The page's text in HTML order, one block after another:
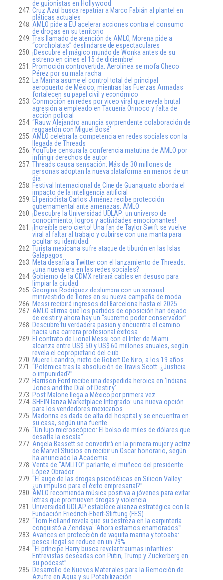
de guionistas en Hollywood
Cruz Azul busca repatriar a Marco Fabián al plantel en
pláticas actuales
AMLO pide a EU acelerar acciones contra el consumo
de drogas en su territorio
Tras llamado de atención de AMLO, Morena pide a
“corcholatas” deslindarse de espectaculares
¡Descubre el mágico mundo de Wonka antes de su
estreno en cines el 15 de diciembre!
Promoción controvertida: Aerolínea se mofa Checo
Pérez por su mala racha
La Marina asume el control total del principal
aeropuerto de México, mientras las Fuerzas Armadas
fortalecen su papel civil y económico
Conmoción en redes por video viral que revela brutal
agresión a empleado en Taquería Orinoco y falta de
acción policial
“Rauw Alejandro anuncia sorprendente colaboración de
reggaetón con Miguel Bosé”
AMLO celebra la competencia en redes sociales con la
llegada de Threads
YouTube censura la conferencia matutina de AMLO por
infringir derechos de autor
Threads causa sensación: Más de 30 millones de
personas adoptan la nueva plataforma en menos de un
día
Festival Internacional de Cine de Guanajuato aborda el
impacto de la inteligencia artificial
El periodista Carlos Jiménez recibe protección
gubernamental ante amenazas: AMLO
¡Descubre la Universidad UDLAP: un universo de
conocimiento, logros y actividades emocionantes!
¡Increíble pero cierto! Una fan de Taylor Swift se vuelve
viral al faltar al trabajo y cubrirse con una manta para
ocultar su identidad.
Turista mexicana sufre ataque de tiburón en las Islas
Galápagos
Meta desafía a Twitter con el lanzamiento de Threads:
¿una nueva era en las redes sociales?
Gobierno de la CDMX retirará cables en desuso para
limpiar la ciudad
Georgina Rodríguez deslumbra con un sensual
minivestido de flores en su nueva campaña de moda
Messi recibirá ingresos del Barcelona hasta el 2025
AMLO afirma que los partidos de oposición han dejado
de existir y ahora hay un “supremo poder conservador”
Descubre tu verdadera pasión y encuentra el camino
hacia una carrera profesional exitosa
El contrato de Lionel Messi con el Inter de Miami
alcanza entre US$ 50 y US$ 60 millones anuales, según
revela el copropietario del club
Muere Leandro, nieto de Robert De Niro, a los 19 años
“Polémica tras la absolución de Travis Scott: ¿Justicia
o impunidad?”
Harrison Ford recibe una despedida heroica en ‘Indiana
Jones and the Dial of Destiny’
Post Malone llega a México por primera vez
SHEIN lanza Marketplace Integrado: una nueva opción
para los vendedores mexicanos
Madonna es dada de alta del hospital y se encuentra en
su casa, según una fuente
“Un lujo microscópico: El bolso de miles de dólares que
desafía la escala”
Angela Bassett se convertirá en la primera mujer y actriz
de Marvel Studios en recibir un Oscar honorario, según
ha anunciado la Academia.
Venta de “AMLITO” parlante, el muñeco del presidente
López Obrador
“El auge de las drogas psicodélicas en Silicon Valley:
¿un impulso para el éxito empresarial?”
AMLO recomienda música positiva a jóvenes para evitar
letras que promueven drogas y violencia
Universidad UDLAP establece alianza estratégica con la
Fundación Friedrich-Ebert-Stiftung (FES)
“Tom Holland revela que su destreza en la carpintería
conquistó a Zendaya: ‘Ahora estamos enamorados'”
Avances en protección de vaquita marina y totoaba:
pesca ilegal se reduce en un 79%
“El príncipe Harry busca revelar traumas infantiles:
Entrevistas deseadas con Putin, Trump y Zuckerberg en
su podcast”
Desarrollo de Nuevos Materiales para la Remoción de
Azufre en Agua y su Potabilización